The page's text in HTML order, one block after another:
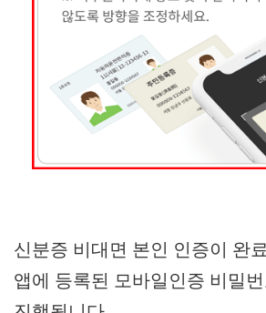
신분증 비대면 본인 인증이 완
앱에 등록된 모바일인증 비밀